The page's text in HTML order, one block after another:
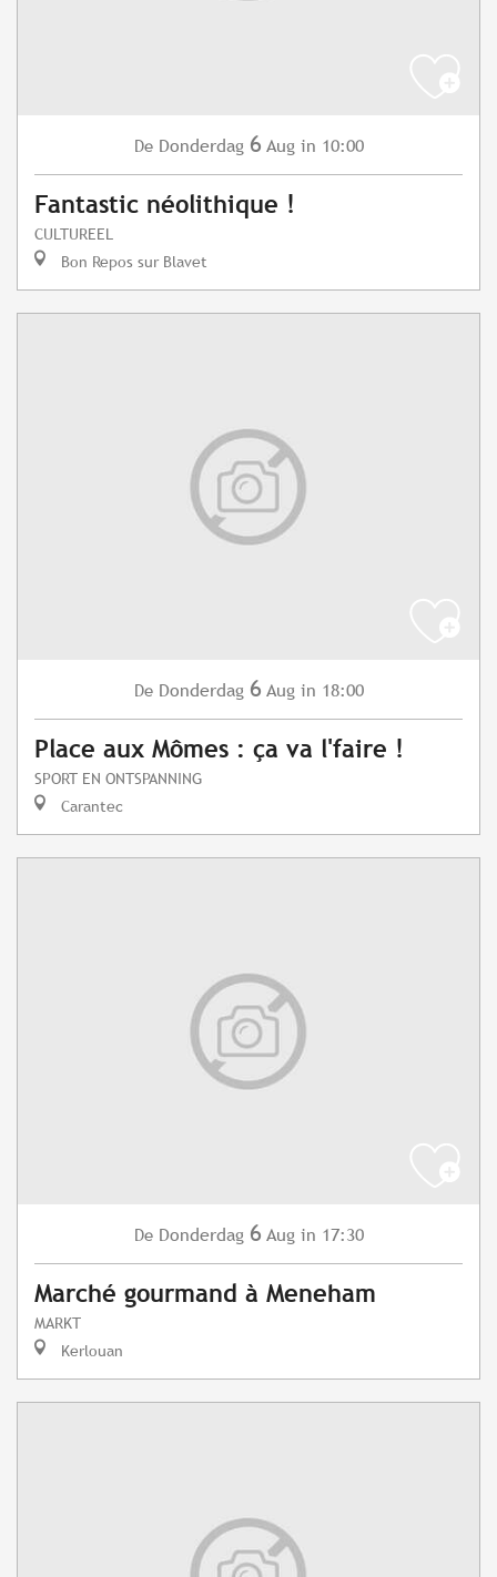
De Donderdag 6 Aug in 10:00
Fantastic néolithique !
CULTUREEL
Bon Repos sur Blavet
De Donderdag 6 Aug in 18:00
Place aux Mômes : ça va l'faire !
SPORT EN ONTSPANNING
Carantec
De Donderdag 6 Aug in 17:30
Marché gourmand à Meneham
MARKT
Kerlouan